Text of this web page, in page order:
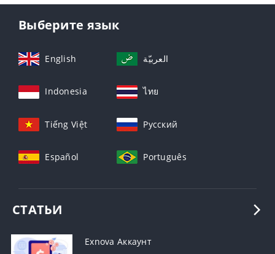
Выберите язык
English العربيّة
Indonesia ไทย
Tiếng Việt Русский
Español Português
СТАТЬИ
Exnova Аккаунт